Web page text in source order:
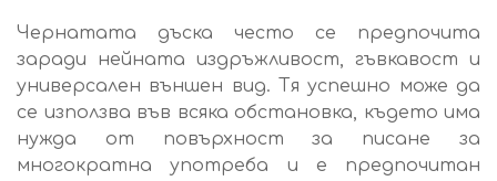
Чернатата дъска често се предпочита
заради нейната издръжливост, гъвкавост и
универсален външен вид. Тя успешно може да
се използва във всяка обстановка, където има
нужда от повърхност за писане за
многократна употреба и е предпочитан